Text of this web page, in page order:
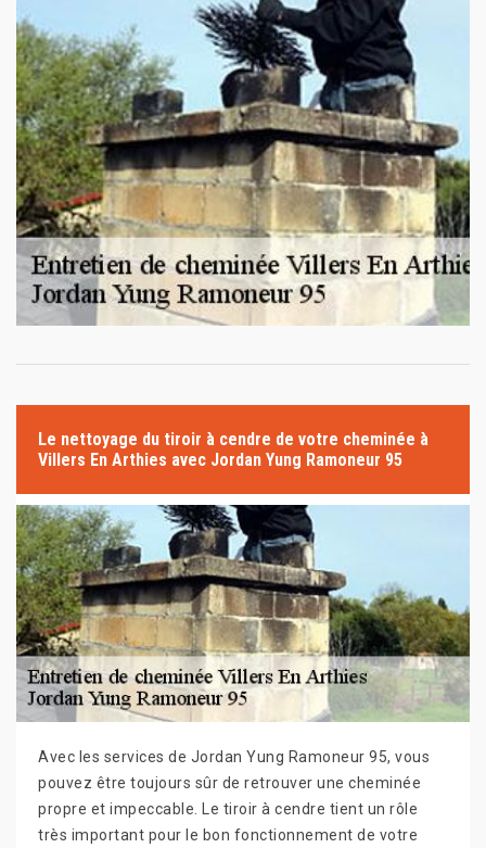
Le nettoyage du tiroir à cendre de votre cheminée à
Villers En Arthies avec Jordan Yung Ramoneur 95
Avec les services de Jordan Yung Ramoneur 95, vous
pouvez être toujours sûr de retrouver une cheminée
propre et impeccable. Le tiroir à cendre tient un rôle
très important pour le bon fonctionnement de votre